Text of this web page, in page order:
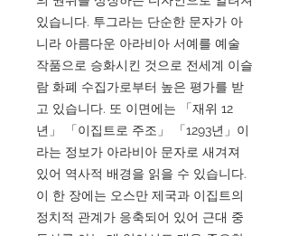
있습니다. 투그라는 단순한 문자가 아
니라 아름다운 아라비아 서예를 예술
작품으로 승화시킨 것으로 전세계 이슬
람 화폐 수집가로부터 높은 평가를 받
고 있습니다. 또 이면에는 「재위 12
년」 「이집트로 주조」 「1293년」이
라는 정보가 아라비아 문자로 새겨져
있어 역사적 배경을 읽을 수 있습니다.
이 한 장에는 오스만 제국과 이집트의
정치적 관계가 응축되어 있어 근대 중